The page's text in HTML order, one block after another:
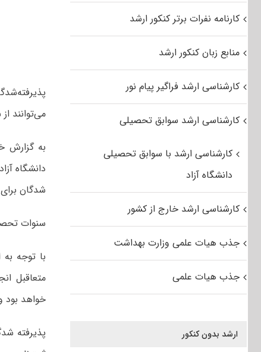
می‌توانند
دانشگاه
شدگان
سنوات تحصیل این دوره ۳ سال
با توجه
متعاقبل
خواهد بود
پذیرفته
کارنامه نفرات برتر کنکور ارشد
منابع زبان کنکور ارشد
کارشناسی ارشد فراگیر پیام نور
کارشناسی ارشد سوابق تحصیلی
کارشناسی ارشد با سوابق تحصیلی
دانشگاه آزاد
کارشناسی ارشد خارج از کشور
جذب هیات علمی وزارت بهداشت
جذب هیات علمی
ارشد بدون کنکور